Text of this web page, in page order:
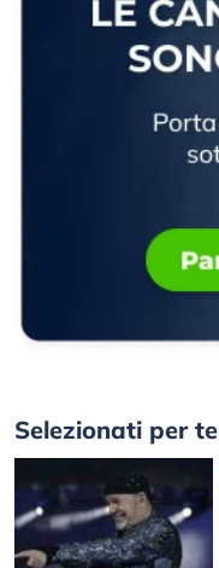
Selezionati per te